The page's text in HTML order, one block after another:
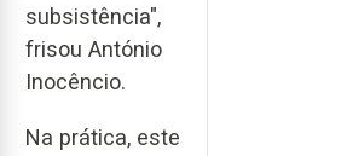
subsistência",
frisou António
Inocêncio.
Na prática, este